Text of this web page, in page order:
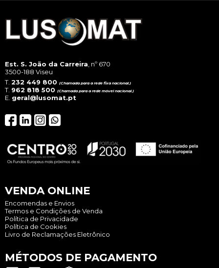
Est. S. João da Carreira , nº 670
3500-188 Viseu
T. 232 449 800 (Chamada para a rede fixa nacional.)
T. 962 818 500 (Chamada para a rede móvel nacional.)
E. geral@lusomat.pt
VENDA ONLINE
Encomendas e Envios
Termos e Condições de Venda
Política de Privacidade
Política de Cookies
Livro de Reclamações Eletrônico
MÉTODOS DE PAGAMENTO